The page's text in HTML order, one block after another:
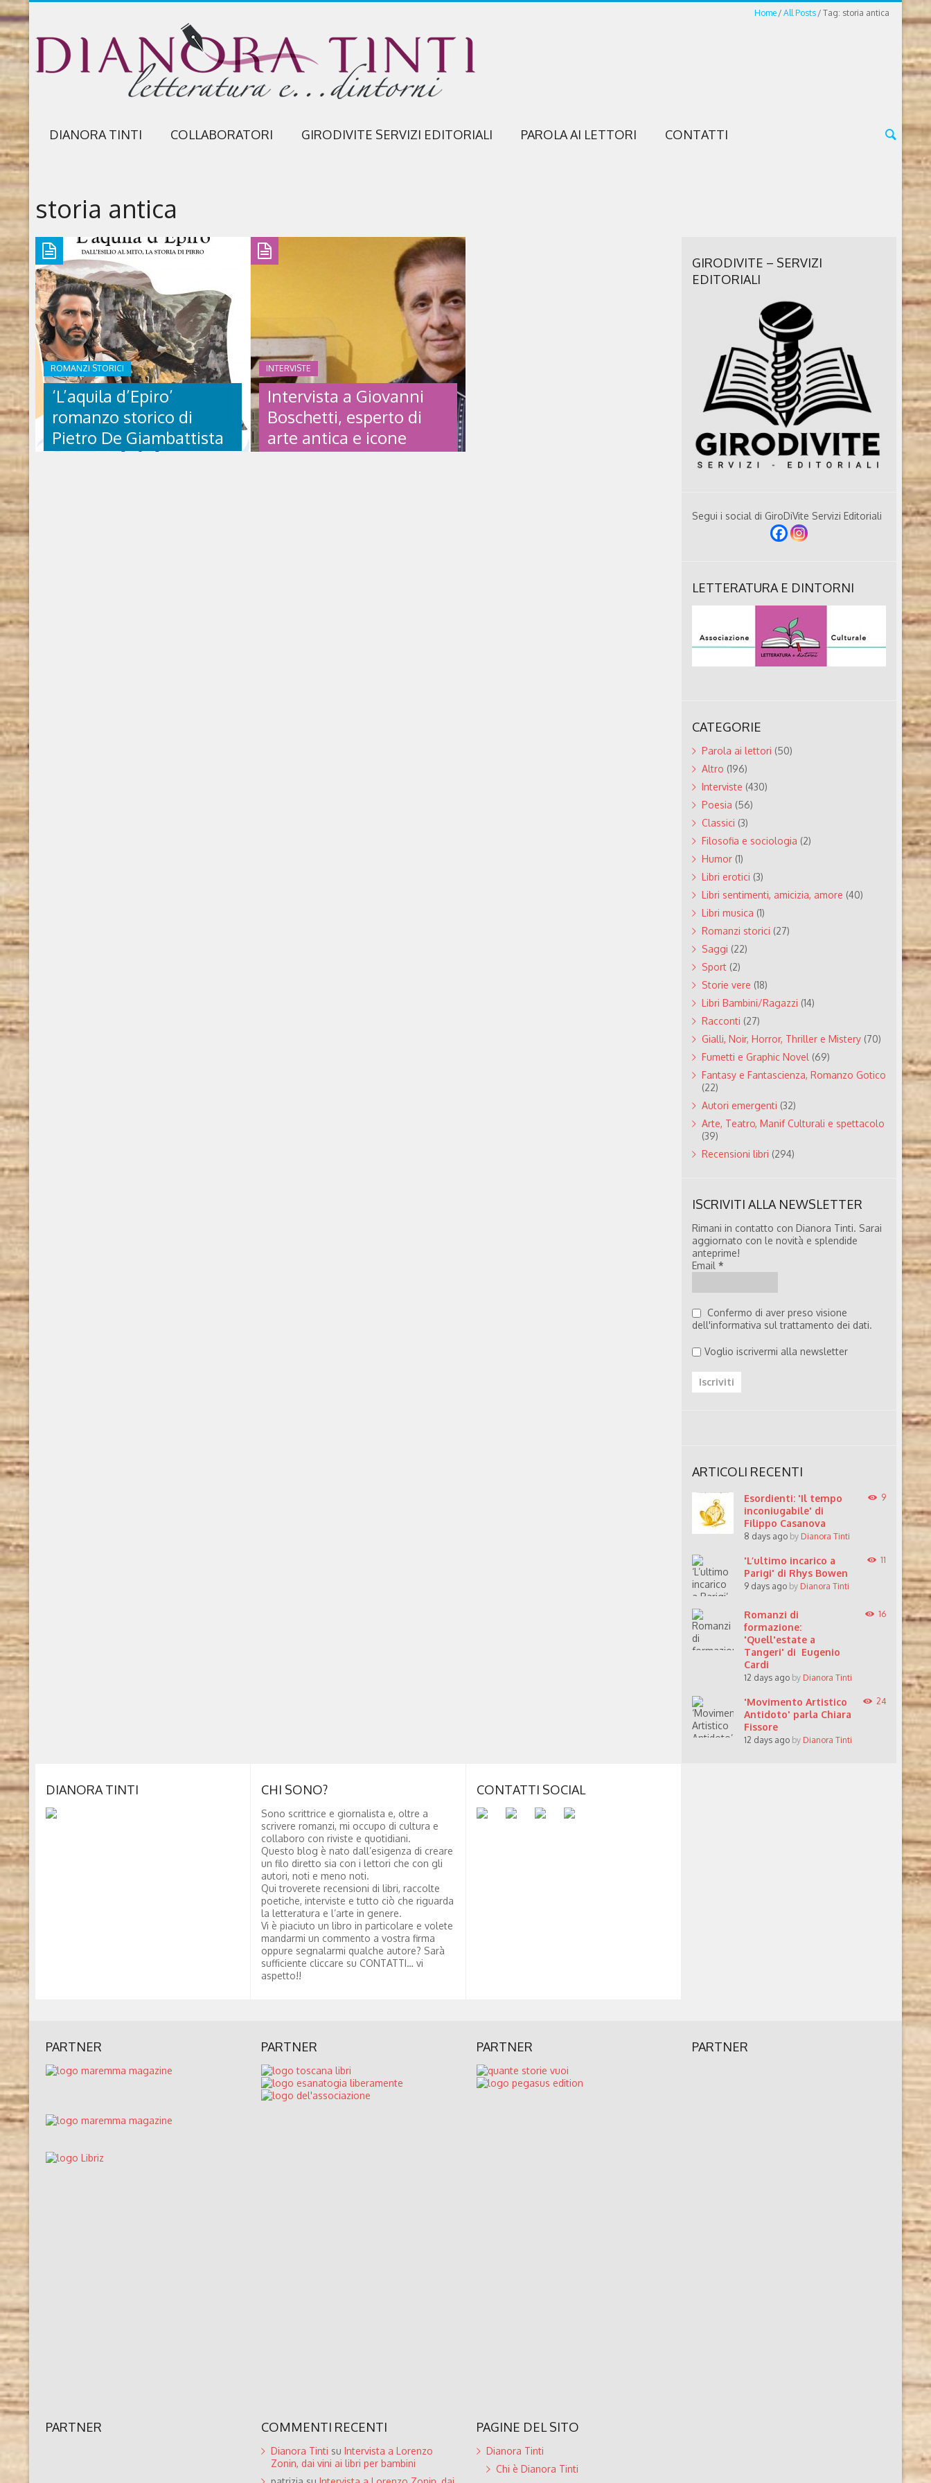
Home All Posts Tag: storia antica
DIANORA TINTI COLLABORATORI GIRODIVITE SERVIZI EDITORIALI PAROLA AI LETTORI CONTATTI
storia antica
ROMANZI STORICI
‘L’aquila d’Epiro’
romanzo storico di
Pietro De Giambattista
INTERVISTE
Intervista a Giovanni
Boschetti, esperto di
arte antica e icone
russe
GIRODIVITE – SERVIZI
EDITORIALI
Segui i social di GiroDiVite Servizi Editoriali
LETTERATURA E DINTORNI
CATEGORIE
Parola ai lettori (50)
Altro (196)
Interviste (430)
Poesia (56)
Classici (3)
Filosofia e sociologia (2)
Humor(1)
Libri erotici (3)
Libri sentimenti, amicizia, amore (40)
Libri musica (1)
Romanzi storici (27)
Saggi (22)
Sport(2)
Storie vere (18)
Libri Bambini/Ragazzi (14)
Racconti (27)
Gialli, Noir, Horror, Thriller e Mistery(70)
Fumetti e Graphic Novel (69)
Fantasy e Fantascienza, Romanzo Gotico
(22)
Autori emergenti (32)
Arte, Teatro, Manif Culturali e spettacolo
(39)
Recensioni libri (294)
ISCRIVITI ALLA NEWSLETTER
Rimani in contatto con Dianora Tinti. Sarai
aggiornato con le novità e splendide
anteprime!
Email *
Confermo di aver preso visione
dell'informativa sul trattamento dei dati.
Voglio iscrivermi alla newsletter
ARTICOLI RECENTI
Esordienti: 'Il tempo
inconiugabile' di
Filippo Casanova
8 days ago by Dianora Tinti
9
'L’ultimo incarico a
Parigi' di Rhys Bowen
9 days ago by Dianora Tinti
11
Romanzi di
formazione:
'Quell'estate a
Tangeri' di Eugenio
Cardi
12 days ago by Dianora Tinti
16
'Movimento Artistico
Antidoto' parla Chiara
Fissore
12 days ago by Dianora Tinti
24
DIANORA TINTI CHI SONO?
Sono scrittrice e giornalista e, oltre a
scrivere romanzi, mi occupo di cultura e
collaboro con riviste e quotidiani.
Questo blog è nato dall’esigenza di creare
un filo diretto sia con i lettori che con gli
autori, noti e meno noti.
Qui troverete recensioni di libri, raccolte
poetiche, interviste e tutto ciò che riguarda
la letteratura e l’arte in genere.
Vi è piaciuto un libro in particolare e volete
mandarmi un commento a vostra firma
oppure segnalarmi qualche autore? Sarà
sufficiente cliccare su CONTATTI… vi
aspetto!!
CONTATTI SOCIAL
PARTNER PARTNER PARTNER PARTNER
PARTNER COMMENTI RECENTI
Dianora Tinti su Intervista a Lorenzo
Zonin, dai vini ai libri per bambini
PAGINE DEL SITO
Dianora Tinti
Chi è Dianora Tinti